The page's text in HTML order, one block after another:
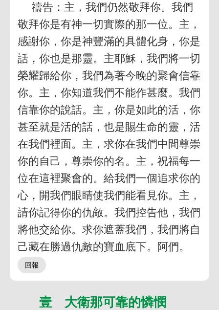
禱告：主，我們仍然敬拜你。我們
敬拜你是有神一切實際的那一位。主，
感謝你，你是神豐滿的具體化身，你是
話，你也是那靈。主耶穌，我們將一切
榮耀歸給你，我們為著今晚的聚會信靠
你。主，你知道我們不能作甚麼。我們
信靠你的說話。主，你是如此的活，你
甚至就是活的話，也是賜生命的靈，活
在我們裡面。主，求你在我們中間尊崇
你的自己，尊崇你的名。主，祝福每一
位在這裡聚會的。給我們一個追求你的
心，開我們眼睛使我們能看見你。主，
請你記得你的仇敵。我們控告他，我們
將他交給你。求你遮蓋我們，我們將自
己藏在勝過仇敵的寶血底下。阿們。
壹 大衛那可靠的憐憫